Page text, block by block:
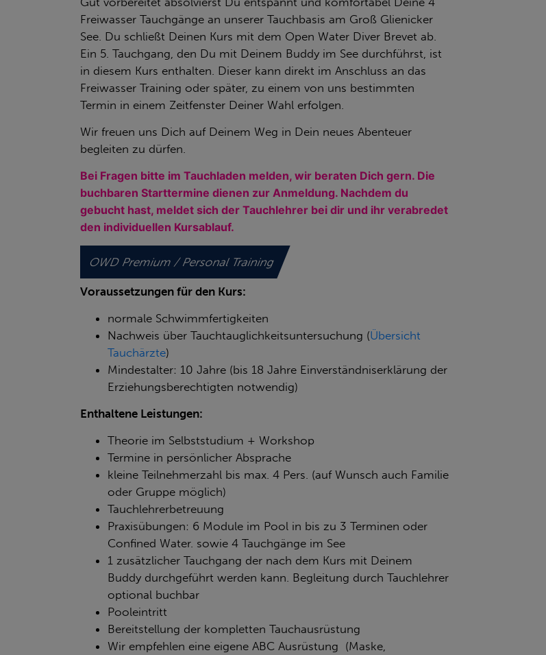
Freiwasser Tauchgänge an unserer Tauchbasis am Groß Glienicker
See. Du schließt Deinen Kurs mit dem Open Water Diver Brevet ab.
Ein 5. Tauchgang, den Du mit Deinem Buddy im See durchführst, ist
in diesem Kurs enthalten. Dieser kann direkt im Anschluss an das
Freiwasser Training oder später, zu einem von uns bestimmten
Termin in einem Zeitfenster Deiner Wahl erfolgen.
Wir freuen uns Dich auf Deinem Weg in Dein neues Abenteuer
begleiten zu dürfen.
Bei Fragen bitte im Tauchladen melden, wir beraten Dich gern. Die
buchbaren Starttermine dienen zur Anmeldung. Nachdem du
gebucht hast, meldet sich der Tauchlehrer bei dir und ihr verabredet
den individuellen Kursablauf.
OWD Premium / Personal Training
Voraussetzungen für den Kurs:
normale Schwimmfertigkeiten
Nachweis über Tauchtauglichkeitsuntersuchung (Übersicht
Tauchärzte)
Mindestalter: 10 Jahre (bis 18 Jahre Einverständniserklärung der
Erziehungsberechtigten notwendig)
Enthaltene Leistungen:
Theorie im Selbststudium + Workshop
Termine in persönlicher Absprache
kleine Teilnehmerzahl bis max. 4 Pers. (auf Wunsch auch Familie
oder Gruppe möglich)
Tauchlehrerbetreuung
Praxisübungen: 6 Module im Pool in bis zu 3 Terminen oder
Confined Water. sowie 4 Tauchgänge im See
1 zusätzlicher Tauchgang der nach dem Kurs mit Deinem
Buddy durchgeführt werden kann. Begleitung durch Tauchlehrer
optional buchbar
Pooleintritt
Bereitstellung der kompletten Tauchausrüstung
Wir empfehlen eine eigene ABC Ausrüstung (Maske,